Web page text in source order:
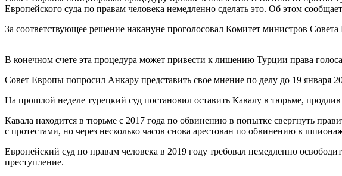
Европейского суда по правам человека немедленно сделать это. Об этом сообщает
За соответствующее решение накануне проголосовал Комитет министров
В конечном счете эта процедура может привести к лишению Турции права
Совет Европы попросил Анкару представить свое мнение по делу до 19 января
На прошлой неделе турецкий суд постановил оставить Кавалу в тюрьме,
Кавала находится в тюрьме с 2017 года по обвинению в попытке свергнуть
с протестами, но через несколько часов снова арестован по обвинению в
Европейский суд по правам человека в 2019 году требовал немедленно
преступление.